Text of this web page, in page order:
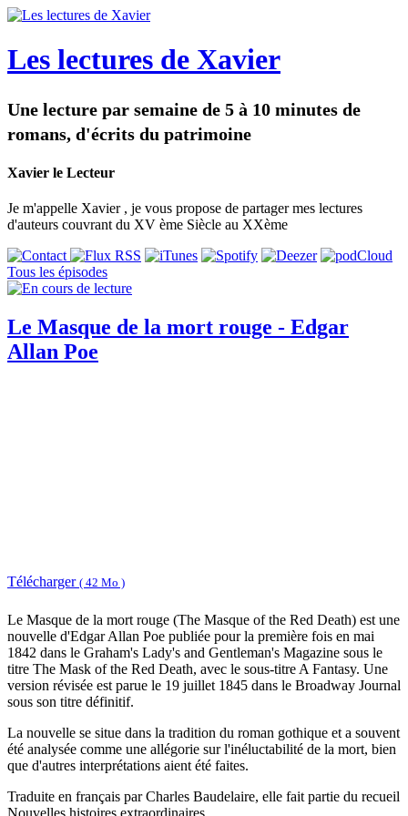
Les lectures de Xavier
Une lecture par semaine de 5 à 10 minutes de
romans, d'écrits du patrimoine
Xavier le Lecteur
Je m'appelle Xavier , je vous propose de partager mes lectures
d'auteurs couvrant du XV ème Siècle au XXème
Tous les épisodes
Le Masque de la mort rouge - Edgar
Allan Poe
Télécharger ( 42 Mo )
Le Masque de la mort rouge (The Masque of the Red Death) est une
nouvelle d'Edgar Allan Poe publiée pour la première fois en mai
1842 dans le Graham's Lady's and Gentleman's Magazine sous le
titre The Mask of the Red Death, avec le sous-titre A Fantasy. Une
version révisée est parue le 19 juillet 1845 dans le Broadway Journal
sous son titre définitif.
La nouvelle se situe dans la tradition du roman gothique et a souvent
été analysée comme une allégorie sur l'inéluctabilité de la mort, bien
que d'autres interprétations aient été faites.
Traduite en français par Charles Baudelaire, elle fait partie du recueil